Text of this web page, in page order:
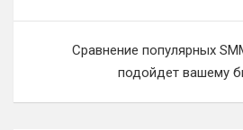
Сравнение популярных
подойдет вашему